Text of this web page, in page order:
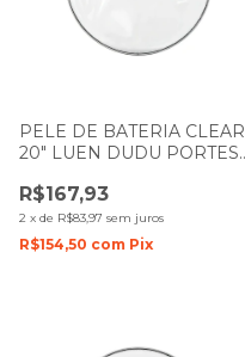
PELE DE BATERIA CLEAR
20" LUEN DUDU PORTES
R$167,93
2 x de R$83,97 sem juros
R$154,50 com Pix